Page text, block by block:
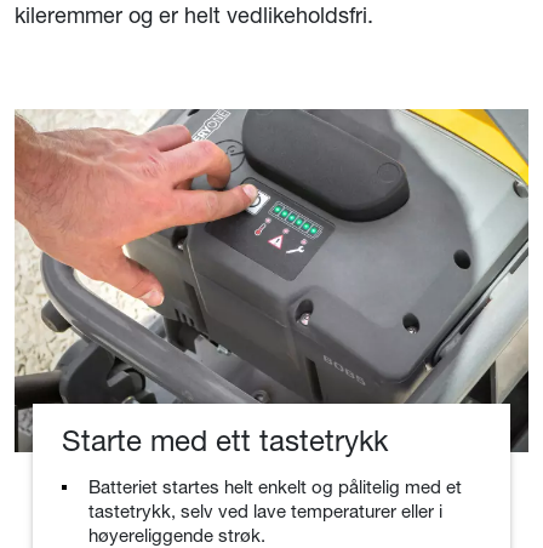
kileremmer og er helt vedlikeholdsfri.
Starte med ett tastetrykk
Batteriet startes helt enkelt og pålitelig med et
tastetrykk, selv ved lave temperaturer eller i
høyereliggende strøk.